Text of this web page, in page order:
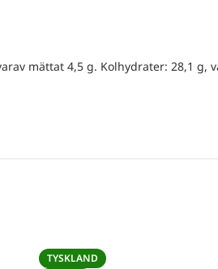
mättat 4,5 g. Kolhydrater: 28,1 g,
TYSKLAND